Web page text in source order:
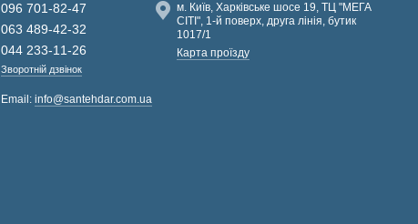
096 701-82-47
063 489-42-32
044 233-11-26
Зворотній дзвінок
м. Київ, Харківське шосе 19, ТЦ "МЕГА
СІТІ", 1-й поверх, друга лінія, бутик
1017/1
Карта проїзду
Email:info@santehdar.com.ua